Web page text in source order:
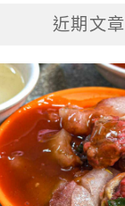
近期文章